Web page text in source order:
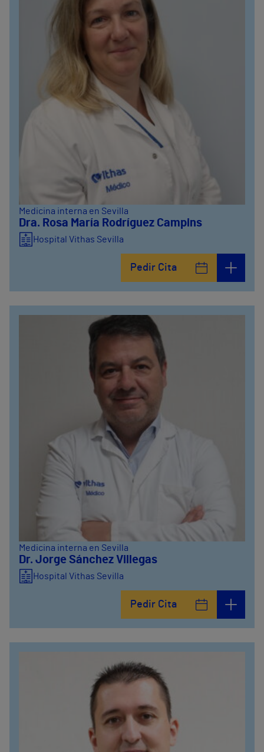
Medicina interna en Sevilla
Dra. Rosa María Rodríguez Campins
Hospital Vithas Sevilla
Pedir Cita
Medicina interna en Sevilla
Dr. Jorge Sánchez Villegas
Hospital Vithas Sevilla
Pedir Cita